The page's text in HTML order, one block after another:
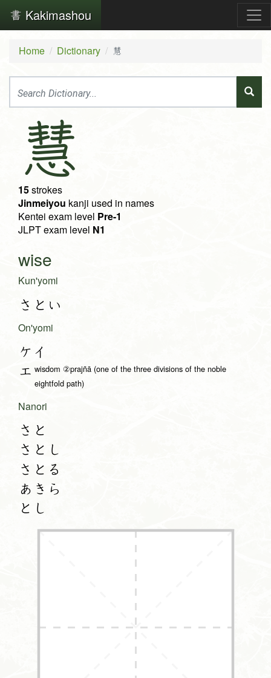
Kakimashou
Home Dictionary 慧
慧
15strokes
Jinmeiyou kanji used in names
Kentei exam level Pre-1
JLPT exam level N1
wise
Kun'yomi
さとい
On'yomi
ケイ
エ wisdom ②prajñā (one of the three divisions of the noble
eightfold path)
Nanori
さと
さとし
さとる
あきら
とし